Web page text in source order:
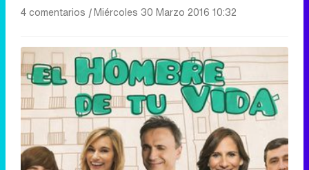
4 comentarios |Miércoles 30 Marzo 2016 10:32